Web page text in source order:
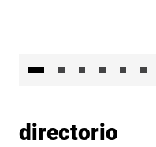
directorio